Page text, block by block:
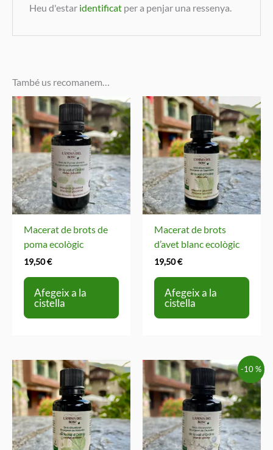
Heu d'estar identificatper a penjar una ressenya.
També us recomanem…
Macerat de brots de
poma ecològic
19,50€
Afegeix a la
cistella
Macerat de brots
d’avet blanc ecològic
19,50€
Afegeix a la
cistella
-10 %